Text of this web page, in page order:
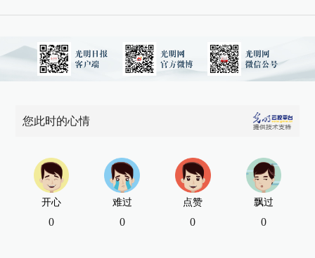
您此时的心情
开心
0
难过
0
点赞
0
飘过
0